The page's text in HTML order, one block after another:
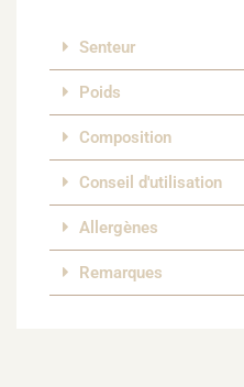
Senteur
Poids
Composition
Conseil d'utilisation
Allergènes
Remarques